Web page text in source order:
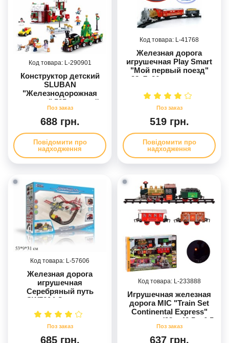
290901
Конструктор детский
SLUBAN
"Железнодорожная
станция" 565 деталей,
фигурки персонажей
M38-B0887
688 грн.
Повідомити про
надходження
41768
Железная дорога
игрушечная Play Smart
"Мой первый поезд"
38x7x26 см звук свет
519 грн.
Повідомити про
надходження
57606
Железная дорога
игрушечная
Серебряный путь
SW7604 Останови
батарейках, с
музыкальным и
световым эффектом
685 грн.
233888
Игрушечная железная
дорога MIC "Train Set
Continental Express"
свет звук (28 x 40.5 x 6.5
см)
637 грн.